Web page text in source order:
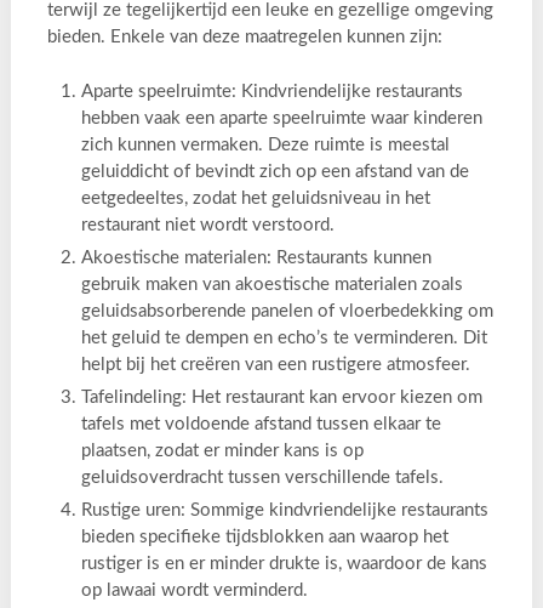
terwijl ze tegelijkertijd een leuke en gezellige omgeving
bieden. Enkele van deze maatregelen kunnen zijn:
Aparte speelruimte: Kindvriendelijke restaurants
hebben vaak een aparte speelruimte waar kinderen
zich kunnen vermaken. Deze ruimte is meestal
geluiddicht of bevindt zich op een afstand van de
eetgedeeltes, zodat het geluidsniveau in het
restaurant niet wordt verstoord.
Akoestische materialen: Restaurants kunnen
gebruik maken van akoestische materialen zoals
geluidsabsorberende panelen of vloerbedekking om
het geluid te dempen en echo’s te verminderen. Dit
helpt bij het creëren van een rustigere atmosfeer.
Tafelindeling: Het restaurant kan ervoor kiezen om
tafels met voldoende afstand tussen elkaar te
plaatsen, zodat er minder kans is op
geluidsoverdracht tussen verschillende tafels.
Rustige uren: Sommige kindvriendelijke restaurants
bieden specifieke tijdsblokken aan waarop het
rustiger is en er minder drukte is, waardoor de kans
op lawaai wordt verminderd.